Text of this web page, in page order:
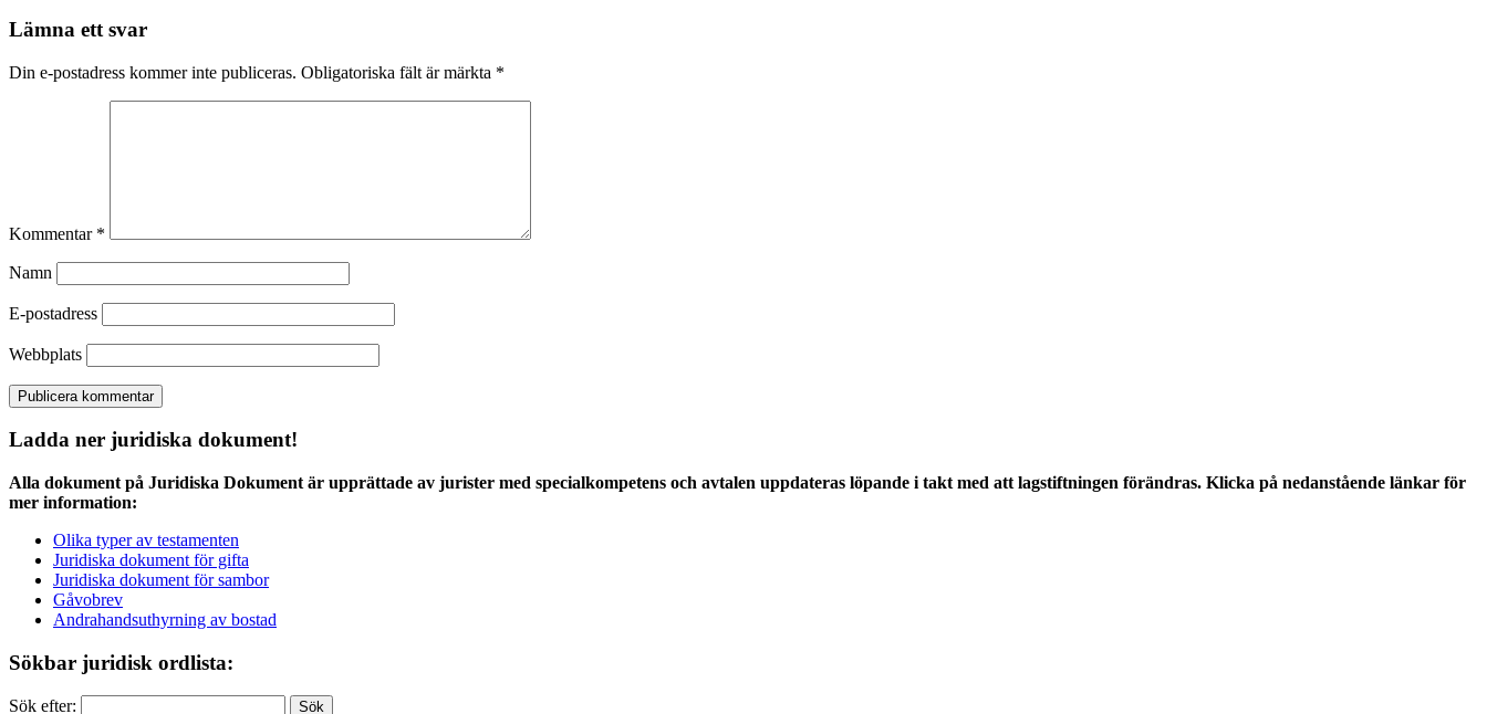
Lämna ett svar
Din e-postadress kommer inte publiceras. Obligatoriska fält är märkta *
Kommentar *
Namn
E-postadress
Webbplats
Ladda ner juridiska dokument!
Alla dokument på Juridiska Dokument är upprättade av jurister med specialkompetens och avtalen uppdateras löpande i takt med att lagstiftningen förändras. Klicka på nedanstående länkar för
mer information:
Olika typer av testamenten
Juridiska dokument för gifta
Juridiska dokument för sambor
Gåvobrev
Andrahandsuthyrning av bostad
Sökbar juridisk ordlista:
Sök efter: